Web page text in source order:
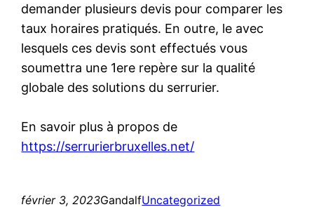
demander plusieurs devis pour comparer les
taux horaires pratiqués. En outre, le avec
lesquels ces devis sont effectués vous
soumettra une 1ere repère sur la qualité
globale des solutions du serrurier.
En savoir plus à propos de
https://serrurierbruxelles.net/
février 3, 2023GandalfUncategorized